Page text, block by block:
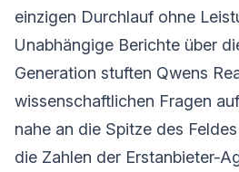
einzigen Durchlauf ohne
Unabhängige Berichte über
Generation stuften Qwens
wissenschaftlichen Fragen
nahe an die Spitze des
die Zahlen der Erstanbieter-